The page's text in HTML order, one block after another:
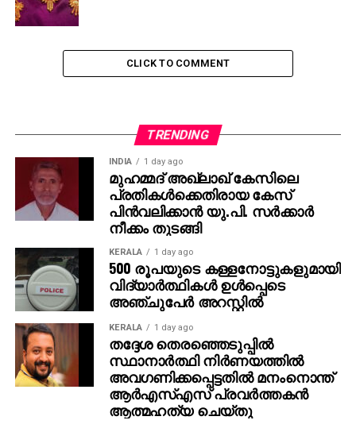
CLICK TO COMMENT
TRENDING
INDIA 1 day ago
മുഹമ്മദ് അഖ്‌ലാഖ് കേസിലെ
പ്രതികള്‍ക്കെതിരായ കേസ്
പിന്‍വലിക്കാന്‍ യു.പി. സര്‍ക്കാര്‍
നീക്കം തുടങ്ങി
KERALA 1 day ago
500 രൂപയുടെ കള്ളനോട്ടുകളുമായി
വിദ്യാര്‍ത്ഥികള്‍ ഉള്‍പ്പെടെ
അഞ്ചുപേര്‍ അറസ്റ്റില്‍
KERALA 1 day ago
തദ്ദേശ തെരഞ്ഞെടുപ്പില്‍
സ്ഥാനാര്‍ത്ഥി നിര്‍ണയത്തില്‍
അവഗണിക്കപ്പെട്ടതില്‍ മനംനൊന്ത്
ആര്‍എസ്എസ് പ്രവര്‍ത്തകന്‍
ആത്മഹത്യ ചെയ്തു